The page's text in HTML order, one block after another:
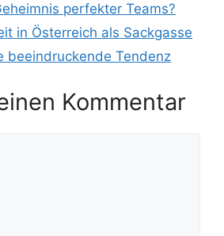
perfekter Teams?
in Österreich als Sackgasse
beeindruckende Tendenz
Kommentar